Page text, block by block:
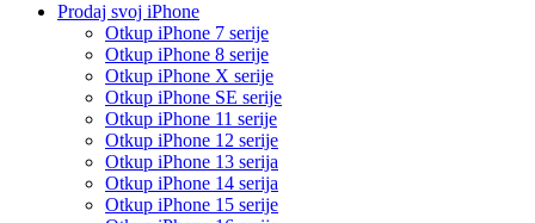
Prodaj svoj iPhone
Otkup iPhone 7 serije
Otkup iPhone 8 serije
Otkup iPhone X serije
Otkup iPhone SE serije
Otkup iPhone 11 serije
Otkup iPhone 12 serije
Otkup iPhone 13 serija
Otkup iPhone 14 serija
Otkup iPhone 15 serije